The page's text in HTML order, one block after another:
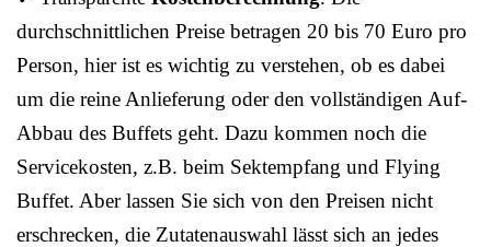
durchschnittlichen Preise betragen 20 bis 70 Euro pro
Person, hier ist es wichtig zu verstehen, ob es dabei
um die reine Anlieferung oder den vollständigen Auf-
Abbau des Buffets geht. Dazu kommen noch die
Servicekosten, z.B. beim Sektempfang und Flying
Buffet. Aber lassen Sie sich von den Preisen nicht
erschrecken, die Zutatenauswahl lässt sich an jedes